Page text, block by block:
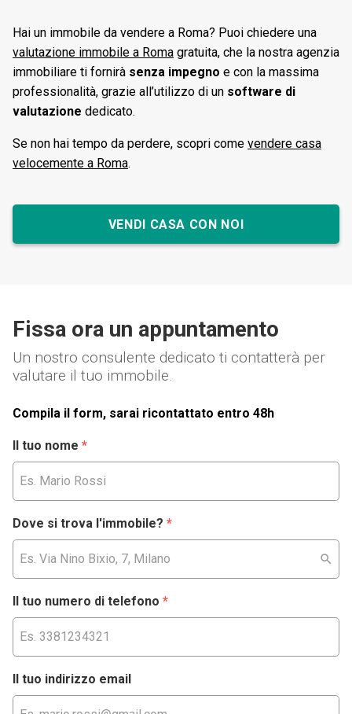
Hai un immobile da vendere a Roma? Puoi chiedere una
valutazione immobile a Roma gratuita, che la nostra agenzia
immobiliare ti fornirà senza impegno e con la massima
professionalità, grazie all’utilizzo di un software di
valutazione dedicato.
Se non hai tempo da perdere, scopri come vendere casa
velocemente a Roma.
VENDI CASA CON NOI
Fissa ora un appuntamento
Un nostro consulente dedicato ti contatterà per
valutare il tuo immobile.
Compila il form, sarai ricontattato entro 48h
Il tuo nome *
Dove si trova l'immobile? *
Il tuo numero di telefono *
Il tuo indirizzo email